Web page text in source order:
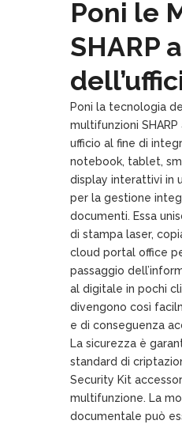
high
Poni le
SHARP
Poni la tecnologia
multifunzioni
ufficio al fine di
notebook, tablet,
display interattivi in
per la gestione
documenti. Essa
di stampa laser,
cloud portal office
passaggio
al digitale in pochi
divengono così
e di conseguenza
La sicurezza è
standard di
Security Kit
multifunzione. La
documentale può